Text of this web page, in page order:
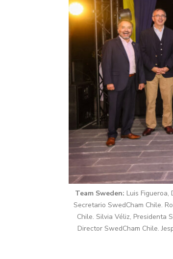
Team Sweden: Luis
Secretario SwedCham Chile.
Chile. Silvia Véliz, Presidenta
Director SwedCham Chile.